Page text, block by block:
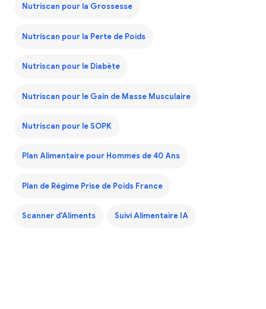
Nutriscan pour la Grossesse
Nutriscan pour la Perte de Poids
Nutriscan pour le Diabète
Nutriscan pour le Gain de Masse Musculaire
Nutriscan pour le SOPK
Plan Alimentaire pour Hommes de 40 Ans
Plan de Régime Prise de Poids France
Scanner d'Aliments Suivi Alimentaire IA